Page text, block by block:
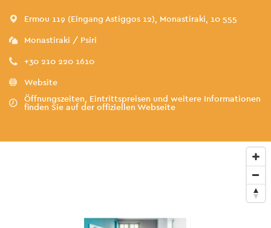
Ermou 119 (Eingang Astiggos 12), Monastiraki, 10 555
Monastiraki / Psiri
+30 210 220 1610
Website
Öffnungszeiten, Eintrittspreisen und weitere Informationen
finden Sie auf der offiziellen Webseite